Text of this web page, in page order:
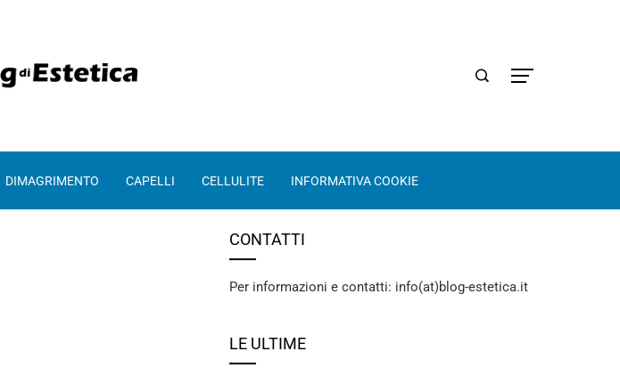
DIMAGRIMENTO CAPELLI CELLULITE INFORMATIVA COOKIE
CONTATTI
Per informazioni e contatti: info(at)blog-estetica.it
LE ULTIME